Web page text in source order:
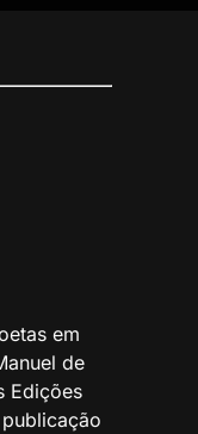
em
de
Edições